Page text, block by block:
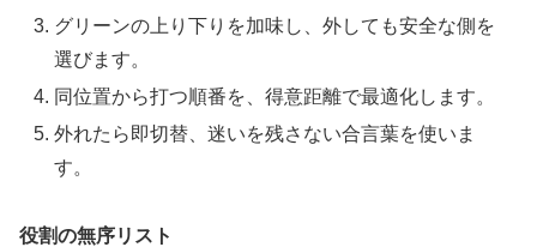
グリーンの上り下りを加味し、外しても安全な側を
選びます。
同位置から打つ順番を、得意距離で最適化します。
外れたら即切替、迷いを残さない合言葉を使いま
す。
役割の無序リスト